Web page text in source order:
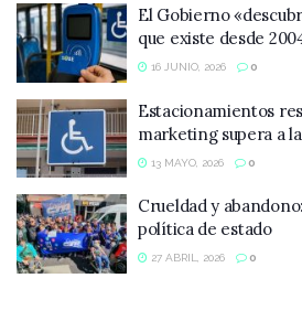
El Gobierno
que existe desde
16 JUNIO, 2026 0
Estacionamientos
marketing supera a
13 MAYO, 2026 0
Crueldad y
política de estado
27 ABRIL, 2026 0